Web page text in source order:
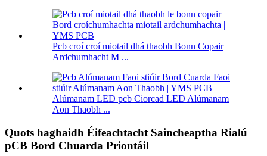
Pcb croí croí miotail dhá thaobh Bonn Copair
Ardchumhacht M ...
Alúmanam LED pcb Ciorcad LED Alúmanam
Aon Thaobh ...
Quots haghaidh Éifeachtacht Saincheaptha Rialú
pCB Bord Chuarda Priontáil